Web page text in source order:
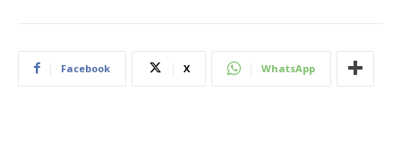
Facebook X WhatsApp